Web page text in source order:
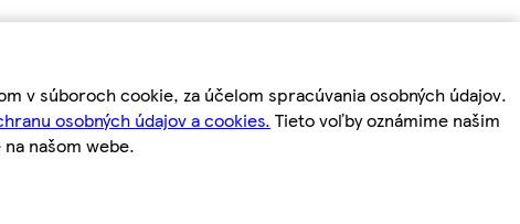
v súboroch cookie, za účelom spracúvania osobných údajov.
osobných údajov a cookies. Tieto voľby oznámime našim
našom webe.